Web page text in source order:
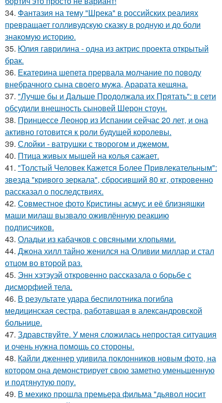
34. Фантазия на тему "Шрека" в российских реалиях
превращает голливудскую сказку в родную и до боли
знакомую историю.
35. Юлия гаврилина - одна из актрис проекта открытый
брак.
36. Екатерина шепета прервала молчание по поводу
внебрачного сына своего мужа, Арарата кещяна.
37. "Лучше бы и Дальше Продолжала их Прятать": в сети
обсудили внешность сыновей Шерон стоун.
38. Принцессе Леонор из Испании сейчас 20 лет, и она
активно готовится к роли будущей королевы.
39. Слойки - ватрушки с творогом и джемом.
40. Птица живых мышей на колья сажает.
41. "Толстый Человек Кажется Более Привлекательным":
звезда "кривого зеркала", сбросивший 80 кг, откровенно
рассказал о последствиях.
42. Совместное фото Кристины асмус и её близняшки
маши милаш вызвало оживлённую реакцию
подписчиков.
43. Оладьи из кабачков с овсяными хлопьями.
44. Джона хилл тайно женился на Оливии миллар и стал
отцом во второй раз.
45. Энн хэтэуэй откровенно рассказала о борьбе с
дисморфией тела.
46. В результате удара беспилотника погибла
медицинская сестра, работавшая в александровской
больнице.
47. Здравствуйте. У меня сложилась непростая ситуация
и очень нужна помощь со стороны.
48. Кайли дженнер удивила поклонников новым фото, на
котором она демонстрирует свою заметно уменьшенную
и подтянутую попу.
49. В мехико прошла премьера фильма "дьявол носит